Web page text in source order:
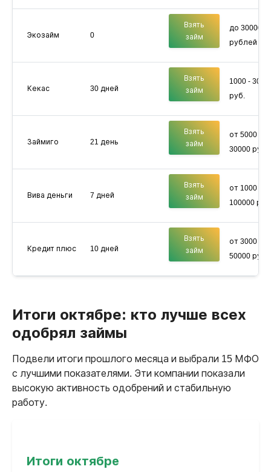
Экозайм 0
Взять
займ
до 30000
рублей
Кекас 30 дней
Взять
займ
1000 -
руб.
Займиго 21 день
Взять
займ
от 5000 до
30000 руб
Вива деньги 7 дней
Взять
займ
от 1000 до
100000 руб
Кредит плюс 10 дней
Взять
займ
от 3000 до
50000 руб
Итоги октябре: кто лучше всех
одобрял займы
Подвели итоги прошлого месяца и выбрали 15 МФО
с лучшими показателями. Эти компании показали
высокую активность одобрений и стабильную
работу.
Итоги октябре